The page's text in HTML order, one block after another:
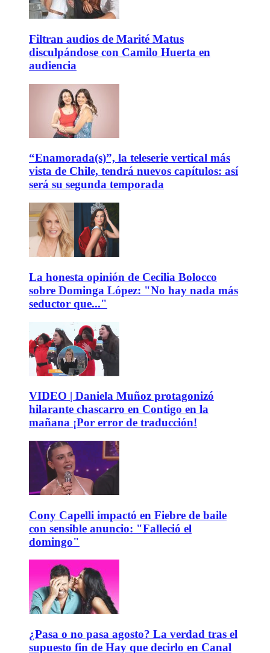
Filtran audios de Marité Matus
disculpándose con Camilo Huerta en
audiencia
“Enamorada(s)”, la teleserie vertical más
vista de Chile, tendrá nuevos capítulos: así
será su segunda temporada
La honesta opinión de Cecilia Bolocco
sobre Dominga López: "No hay nada más
seductor que..."
VIDEO | Daniela Muñoz protagonizó
hilarante chascarro en Contigo en la
mañana ¡Por error de traducción!
Cony Capelli impactó en Fiebre de baile
con sensible anuncio: "Falleció el
domingo"
¿Pasa o no pasa agosto? La verdad tras el
supuesto fin de Hay que decirlo en Canal